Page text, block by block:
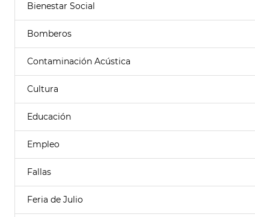
Bienestar Social
Bomberos
Contaminación Acústica
Cultura
Educación
Empleo
Fallas
Feria de Julio